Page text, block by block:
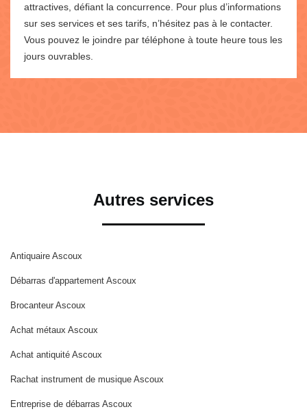
attractives, défiant la concurrence. Pour plus d’informations
sur ses services et ses tarifs, n’hésitez pas à le contacter.
Vous pouvez le joindre par téléphone à toute heure tous les
jours ouvrables.
Autres services
Antiquaire Ascoux
Débarras d'appartement Ascoux
Brocanteur Ascoux
Achat métaux Ascoux
Achat antiquité Ascoux
Rachat instrument de musique Ascoux
Entreprise de débarras Ascoux